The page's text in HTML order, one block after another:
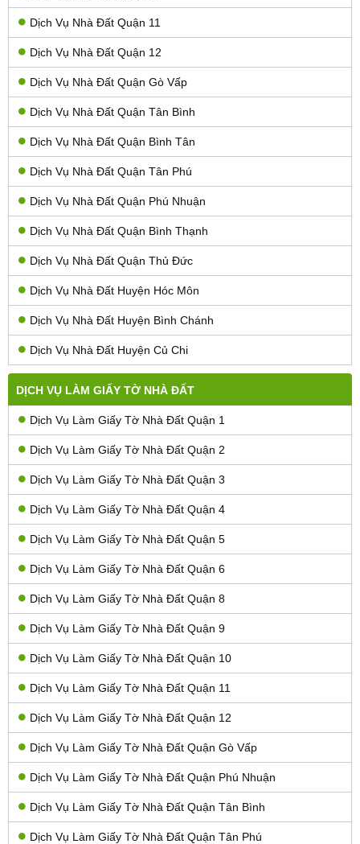
Dịch Vụ Nhà Đất Quận 11
Dịch Vụ Nhà Đất Quận 12
Dịch Vụ Nhà Đất Quận Gò Vấp
Dịch Vụ Nhà Đất Quận Tân Bình
Dịch Vụ Nhà Đất Quận Bình Tân
Dịch Vụ Nhà Đất Quận Tân Phú
Dịch Vụ Nhà Đất Quận Phú Nhuận
Dịch Vụ Nhà Đất Quận Bình Thạnh
Dịch Vụ Nhà Đất Quận Thủ Đức
Dịch Vụ Nhà Đất Huyện Hóc Môn
Dịch Vụ Nhà Đất Huyện Bình Chánh
Dịch Vụ Nhà Đất Huyện Củ Chi
DỊCH VỤ LÀM GIẤY TỜ NHÀ ĐẤT
Dịch Vụ Làm Giấy Tờ Nhà Đất Quận 1
Dịch Vụ Làm Giấy Tờ Nhà Đất Quận 2
Dịch Vụ Làm Giấy Tờ Nhà Đất Quận 3
Dịch Vụ Làm Giấy Tờ Nhà Đất Quận 4
Dịch Vụ Làm Giấy Tờ Nhà Đất Quận 5
Dịch Vụ Làm Giấy Tờ Nhà Đất Quận 6
Dịch Vụ Làm Giấy Tờ Nhà Đất Quận 8
Dịch Vụ Làm Giấy Tờ Nhà Đất Quận 9
Dịch Vụ Làm Giấy Tờ Nhà Đất Quận 10
Dịch Vụ Làm Giấy Tờ Nhà Đất Quận 11
Dịch Vụ Làm Giấy Tờ Nhà Đất Quận 12
Dịch Vụ Làm Giấy Tờ Nhà Đất Quận Gò Vấp
Dịch Vụ Làm Giấy Tờ Nhà Đất Quận Phú Nhuận
Dịch Vụ Làm Giấy Tờ Nhà Đất Quận Tân Bình
Dịch Vụ Làm Giấy Tờ Nhà Đất Quận Tân Phú